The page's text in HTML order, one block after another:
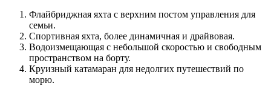
Флайбриджная яхта с верхним постом управления для
семьи.
Спортивная яхта, более динамичная и драйвовая.
Водоизмещающая с небольшой скоростью и свободным
пространством на борту.
Круизный катамаран для недолгих путешествий по
морю.